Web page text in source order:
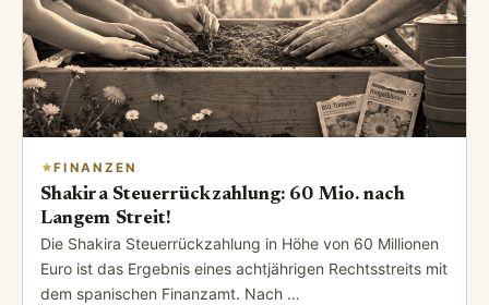
FINANZEN
Shakira Steuerrückzahlung: 60 Mio. nach
Langem Streit!
Die Shakira Steuerrückzahlung in Höhe von 60 Millionen
Euro ist das Ergebnis eines achtjährigen Rechtsstreits mit
dem spanischen Finanzamt. Nach …